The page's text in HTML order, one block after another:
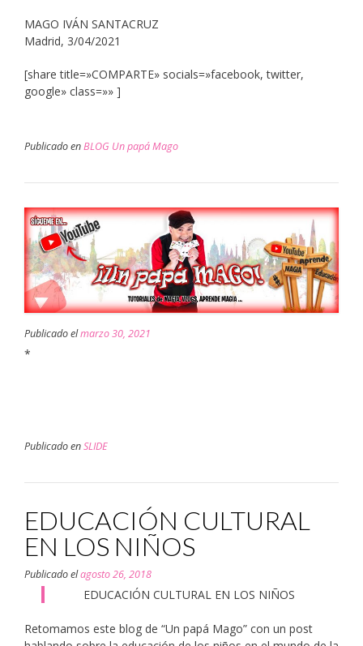
MAGO IVÁN SANTACRUZ
Madrid, 3/04/2021
[share title=»COMPARTE» socials=»facebook, twitter,
google» class=»» ]
Publicado enBLOG Un papá Mago
Publicado elmarzo 30, 2021
*
Publicado enSLIDE
EDUCACIÓN CULTURAL
EN LOS NIÑOS
Publicado elagosto 26, 2018
EDUCACIÓN CULTURAL EN LOS NIÑOS
Retomamos este blog de “Un papá Mago” con un post